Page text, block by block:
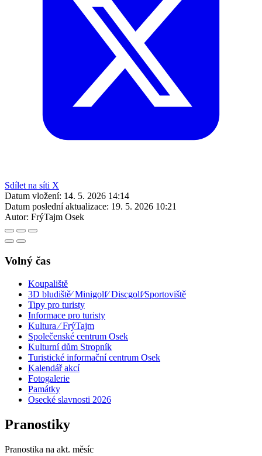
Sdílet na síti X
Datum vložení: 14. 5. 2026 14:14
Datum poslední aktualizace: 19. 5. 2026 10:21
Autor: FrýTajm Osek
Volný čas
Koupaliště
3D bludiště⁄ Minigolf⁄ Discgolf⁄Sportoviště
Tipy pro turisty
Informace pro turisty
Kultura ⁄ FrýTajm
Společenské centrum Osek
Kulturní dům Stropník
Turistické informační centrum Osek
Kalendář akcí
Fotogalerie
Památky
Osecké slavnosti 2026
Pranostiky
Pranostika na akt. měsíc